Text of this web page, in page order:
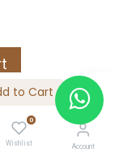
to Cart
0
Wishlist Account